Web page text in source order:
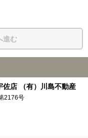
進む
佐店 （有）川島不動産
2176号